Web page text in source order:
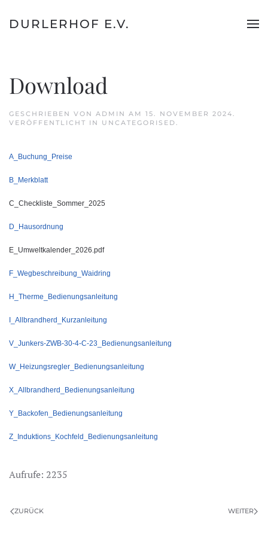
Zum
DURLERHOF E.V.
Download
GESCHRIEBEN VON ADMIN AM 15. NOVEMBER 2024.
VERÖFFENTLICHT IN UNCATEGORISED.
A_Buchung_Preise
B_Merkblatt
C_Checkliste_Sommer_2025
D_Hausordnung
E_Umweltkalender_2026.pdf
F_Wegbeschreibung_Waidring
H_Therme_Bedienungsanleitung
I_Allbrandherd_Kurzanleitung
V_Junkers-ZWB-30-4-C-23_Bedienungsanleitung
W_Heizungsregler_Bedienungsanleitung
X_Allbrandherd_Bedienungsanleitung
Y_Backofen_Bedienungsanleitung
Z_Induktions_Kochfeld_Bedienungsanleitung
Aufrufe: 2235
ZURÜCK WEITER